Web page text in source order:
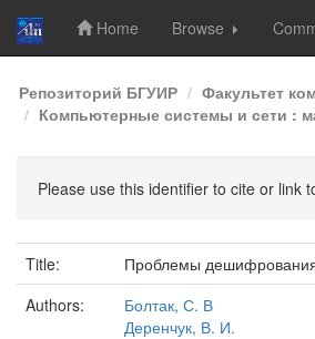
Skip
navigation
Home Browse
Репозиторий БГУИР Факультет
Компьютерные системы и сети :
Please use this identifier to cite or link
Title:
Проблемы
Authors:
Болтак, С. В
Деренчук, В. И.